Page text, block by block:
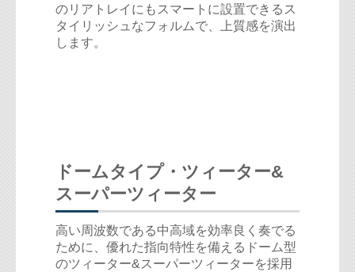
のリアトレイにもスマートに設置できるス
タイリッシュなフォルムで、上質感を演出
します。
ドームタイプ・ツィーター&
スーパーツィーター
高い周波数である中高域を効率良く奏でる
ために、優れた指向特性を備えるドーム型
のツィーター&スーパーツィーターを採用